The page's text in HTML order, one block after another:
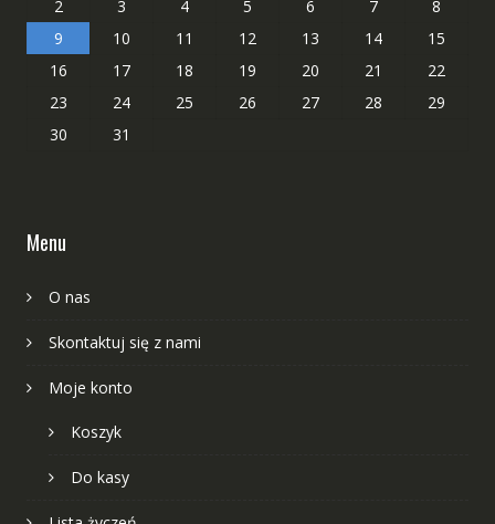
2
3 4 5 6 7
8
9
10 11 12 13 14
15
16
17 18 19 20 21
22
23
24 25 26 27 28
29
30
31
Menu
O nas
Skontaktuj się z nami
Moje konto
Koszyk
Do kasy